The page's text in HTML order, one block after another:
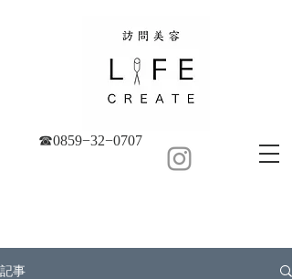
☎︎0859−32−0707
記事